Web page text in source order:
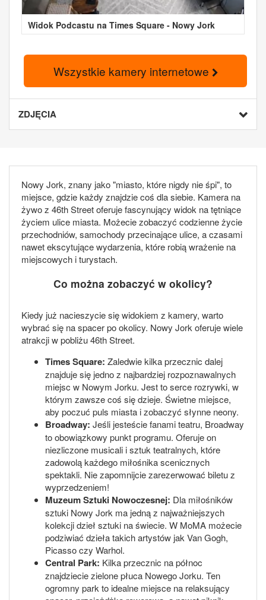
Widok Podcastu na Times Square - Nowy Jork
Wszystkie kamery internetowe
ZDJĘCIA
Nowy Jork, znany jako "miasto, które nigdy nie śpi", to
miejsce, gdzie każdy znajdzie coś dla siebie. Kamera na
żywo z 46th Street oferuje fascynujący widok na tętniące
życiem ulice miasta. Możecie zobaczyć codzienne życie
przechodniów, samochody przecinające ulice, a czasami
nawet ekscytujące wydarzenia, które robią wrażenie na
miejscowych i turystach.
Co można zobaczyć w okolicy?
Kiedy już nacieszycie się widokiem z kamery, warto
wybrać się na spacer po okolicy. Nowy Jork oferuje wiele
atrakcji w pobliżu 46th Street.
Times Square: Zaledwie kilka przecznic dalej
znajduje się jedno z najbardziej rozpoznawalnych
miejsc w Nowym Jorku. Jest to serce rozrywki, w
którym zawsze coś się dzieje. Świetne miejsce,
aby poczuć puls miasta i zobaczyć słynne neony.
Broadway: Jeśli jesteście fanami teatru, Broadway
to obowiązkowy punkt programu. Oferuje on
niezliczone musicali i sztuk teatralnych, które
zadowolą każdego miłośnika scenicznych
spektakli. Nie zapomnijcie zarezerwować biletu z
wyprzedzeniem!
Muzeum Sztuki Nowoczesnej: Dla miłośników
sztuki Nowy Jork ma jedną z najważniejszych
kolekcji dzieł sztuki na świecie. W MoMA możecie
podziwiać dzieła takich artystów jak Van Gogh,
Picasso czy Warhol.
Central Park: Kilka przecznic na północ
znajdziecie zielone płuca Nowego Jorku. Ten
ogromny park to idealne miejsce na relaksujący